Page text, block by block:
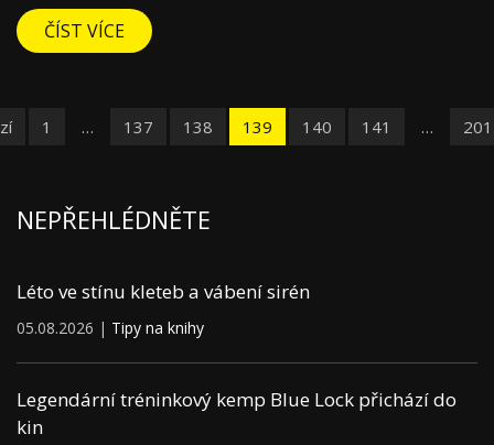
ČÍST VÍCE
1 … 137 138 139 140 141 … 201
NEPŘEHLÉDNĚTE
Léto ve stínu kleteb a vábení sirén
05.08.2026 | Tipy na knihy
Legendární tréninkový kemp Blue Lock přichází do
kin